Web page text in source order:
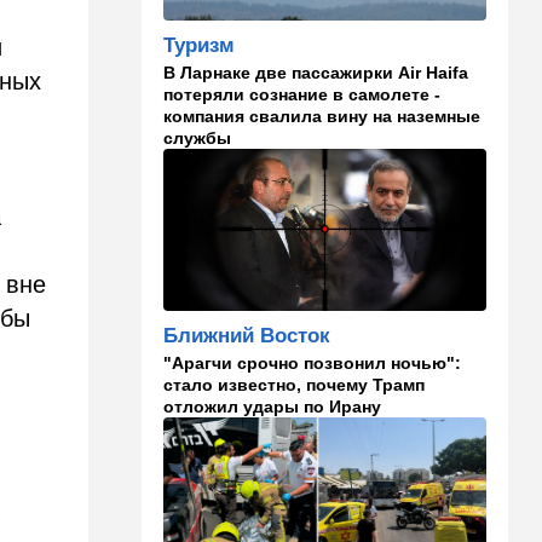
вне
12:20 В мире
Шенген трещит по швам:
Сеута окончательно
рассорила две европейские
страны
Израиль
Не террорист, а угонщик:
спасаясь от погони, вор
вызвал переполох в поселке
11:15 В мире
бундесвером: Германия
наконец запаниковала?
10:10 В мире
"Холодные сферы" над
Ближним Востоком:
Пентагон выложил новую
Туризм
В Ларнаке две пассажирки Air Haifa
потеряли сознание в самолете -
компания свалила вину на наземные
службы
Ближний Восток
"Арагчи срочно позвонил ночью":
стало известно, почему Трамп
отложил удары по Ирану